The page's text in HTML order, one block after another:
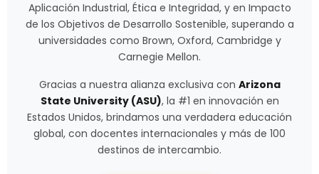
Aplicación Industrial, Ética e Integridad, y en Impacto
de los Objetivos de Desarrollo Sostenible, superando a
universidades como Brown, Oxford, Cambridge y
Carnegie Mellon.
Gracias a nuestra alianza exclusiva con Arizona
State University (ASU), la #1 en innovación en
Estados Unidos, brindamos una verdadera educación
global, con docentes internacionales y más de 100
destinos de intercambio.